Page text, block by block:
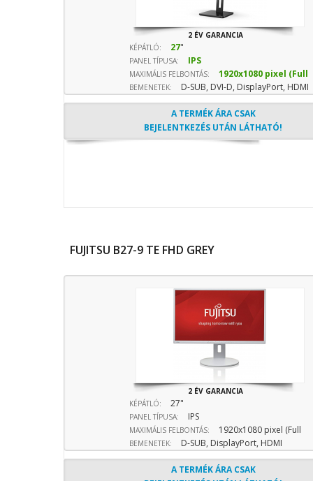
2 ÉV GARANCIA
KÉPÁTLÓ:
27"
PANEL TÍPUSA: IPS
MAXIMÁLIS FELBONTÁS:
1920x1080 pixel (Full
HD) 16:9 képarány
BEMENETEK:
D-SUB, DVI-D, DisplayPort, HDMI
bemenet
A TERMÉK ÁRA CSAK
BEJELENTKEZÉS UTÁN LÁTHATÓ!
FUJITSU B27-9 TE FHD GREY
2 ÉV GARANCIA
KÉPÁTLÓ:
27"
PANEL TÍPUSA: IPS
MAXIMÁLIS FELBONTÁS:
1920x1080 pixel (Full
HD) 16:9 képarány
BEMENETEK:
D-SUB, DisplayPort, HDMI
bemenet
A TERMÉK ÁRA CSAK